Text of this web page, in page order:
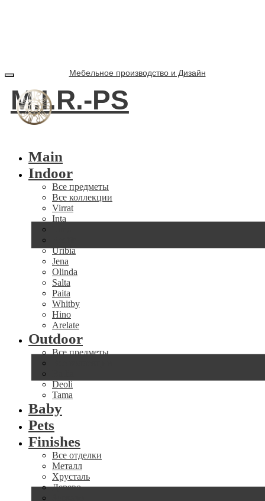
M.I.R.-PS
Main
Indoor
Все предметы
Все коллекции
Virrat
Inta
Uribia
Jena
Olinda
Salta
Paita
Whitby
Hino
Arelate
Outdoor
Все предметы
Deoli
Tama
Baby
Pets
Finishes
Все отделки
Металл
Хрусталь
Дерево